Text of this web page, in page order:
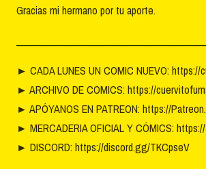
Gracias mi hermano por tu aporte.
► CADA LUNES UN COMIC NUEVO:
► ARCHIVO DE COMICS: https://
► APÓYANOS EN PATREON: https://
► MERCADERIA OFICIAL Y CÓMICS:
► DISCORD: https://discord.gg/TKCpseV